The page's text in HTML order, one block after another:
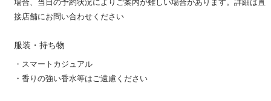
場合、当日の予約状況によりご案内が難しい場合があります。詳細は直
接店舗にお問い合わせください
服装・持ち物
・スマートカジュアル
・香りの強い香水等はご遠慮ください